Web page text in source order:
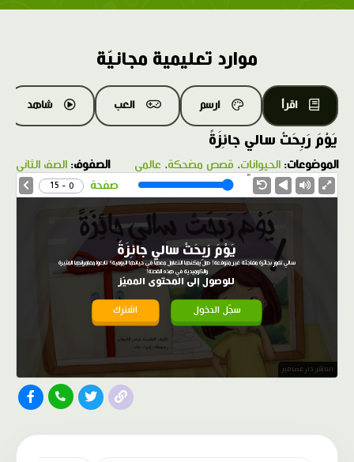
موارد تعليمية مجانيّة
اقرأ ارسم العب شاهد
يَوْمَ رَبِحَتْ سالي جائِزَةً
الموضوعات: الحيوانات، قصص مضحكة، عالمي الصفوف: الصف الثاني
صفحة 0 - 15
يَوْمَ رَبِحَتْ سالي جائِزَةً
سالي تفوز بجائزة مفاجئة غير متوقعة! هل يمكنها التعامل معها في حياتها اليومية؟ تابعوا مغامراتها المثيرة
والكوميدية في هذه القصة!
للوصول إلى المحتوى المميّز
سجّل الدخول اشترك
الناشر: دار عصافير